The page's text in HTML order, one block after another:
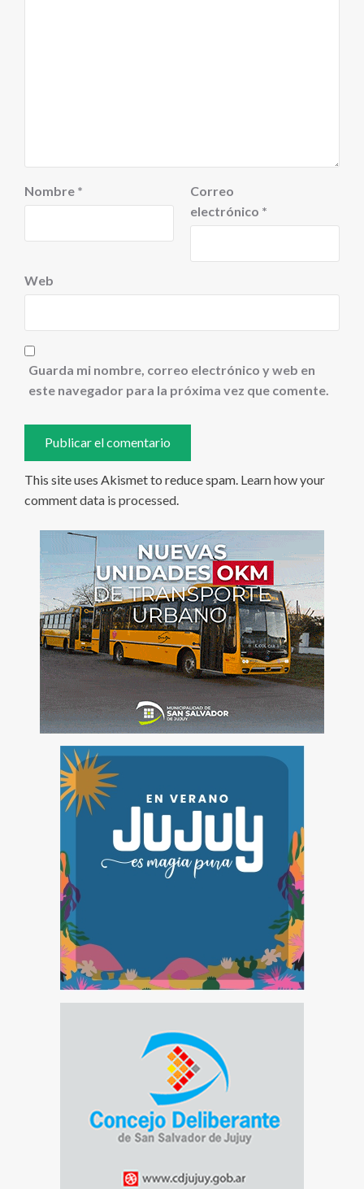
Nombre *
Correo
electrónico *
Web
Guarda mi nombre, correo electrónico y web en
este navegador para la próxima vez que comente.
This site uses Akismet to reduce spam. Learn how your
comment data is processed